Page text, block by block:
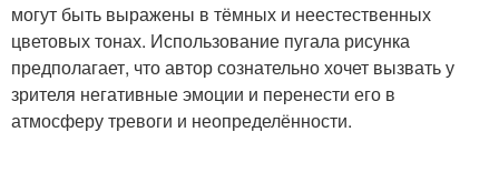
могут быть выражены в тёмных и неестественных
цветовых тонах. Использование пугала рисунка
предполагает, что автор сознательно хочет вызвать у
зрителя негативные эмоции и перенести его в
атмосферу тревоги и неопределённости.